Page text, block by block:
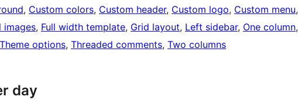
, Custom colors, Custom header, Custom logo, Custom menu,
images, Full width template, Grid layout, Left sidebar, One column,
Theme options, Threaded comments, Two columns
day